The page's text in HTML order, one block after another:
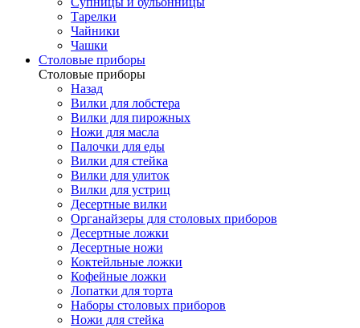
Тарелки
Чайники
Чашки
Cтоловые приборы
Cтоловые приборы
Назад
Вилки для лобстера
Вилки для пирожных
Ножи для масла
Палочки для еды
Вилки для стейка
Вилки для улиток
Вилки для устриц
Десертные вилки
Органайзеры для столовых приборов
Десертные ложки
Десертные ножи
Коктейльные ложки
Кофейные ложки
Лопатки для торта
Наборы столовых приборов
Ножи для стейка